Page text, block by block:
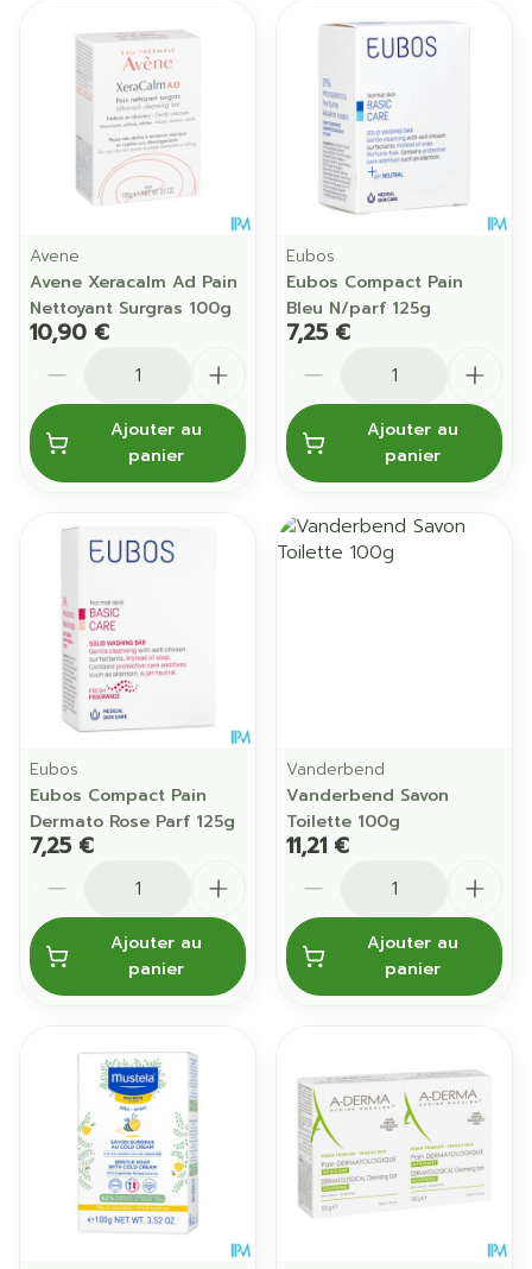
Avene
Avene Xeracalm Ad Pain
Nettoyant Surgras 100g
10,90 €
Ajouter au
panier
Eubos
Eubos Compact Pain
Bleu N/parf 125g
7,25 €
Ajouter au
panier
Eubos
Eubos Compact Pain
Dermato Rose Parf 125g
7,25 €
Ajouter au
panier
Vanderbend
Vanderbend Savon
Toilette 100g
11,21 €
Ajouter au
panier